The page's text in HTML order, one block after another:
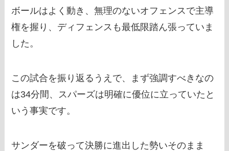
ボールはよく動き、無理のないオフェンスで主導
権を握り、ディフェンスも最低限踏ん張っていま
した。
この試合を振り返るうえで、まず強調すべきなの
は34分間、スパーズは明確に優位に立っていたと
いう事実です。
サンダーを破って決勝に進出した勢いそのまま